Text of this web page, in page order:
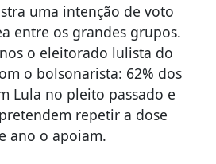
uma intenção de voto
entre os grandes grupos.
o eleitorado lulista do
o bolsonarista: 62% dos
Lula no pleito passado e
repetir a dose
ano o apoiam.